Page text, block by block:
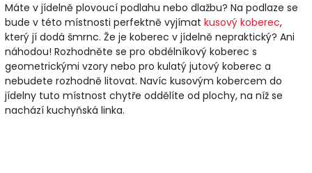
Máte v jídelně plovoucí podlahu nebo dlažbu? Na podlaze se
bude v této místnosti perfektně vyjímat kusový koberec,
který jí dodá šmrnc. Že je koberec v jídelně nepraktický? Ani
náhodou! Rozhodněte se pro obdélníkový koberec s
geometrickými vzory nebo pro kulatý jutový koberec a
nebudete rozhodně litovat. Navíc kusovým kobercem do
jídelny tuto místnost chytře oddělíte od plochy, na níž se
nachází kuchyňská linka.